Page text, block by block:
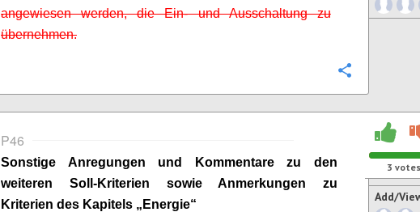
angewiesen werden, die Ein- und Ausschaltung zu
übernehmen.
P46
Sonstige Anregungen und Kommentare zu den
weiteren Soll-Kriterien sowie Anmerkungen zu
Kriterien des Kapitels „ Energie“
3 votes
Add/